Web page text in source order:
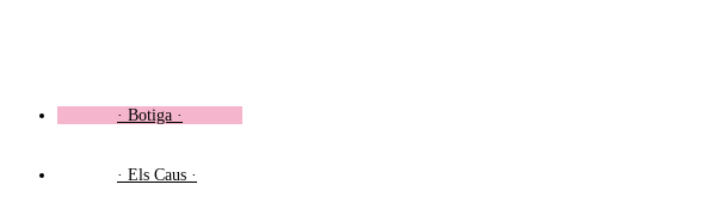
· Botiga ·
· Els Caus ·